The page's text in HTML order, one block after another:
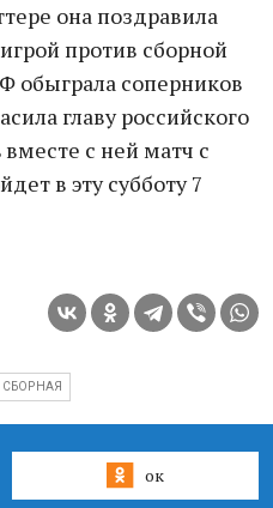
она поздравила
против сборной
обыграла соперников
главу российского
с ней матч с
в эту субботу 7
СБОРНАЯ
ок